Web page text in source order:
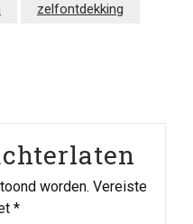
zelfontdekking
worden. Vereiste
*